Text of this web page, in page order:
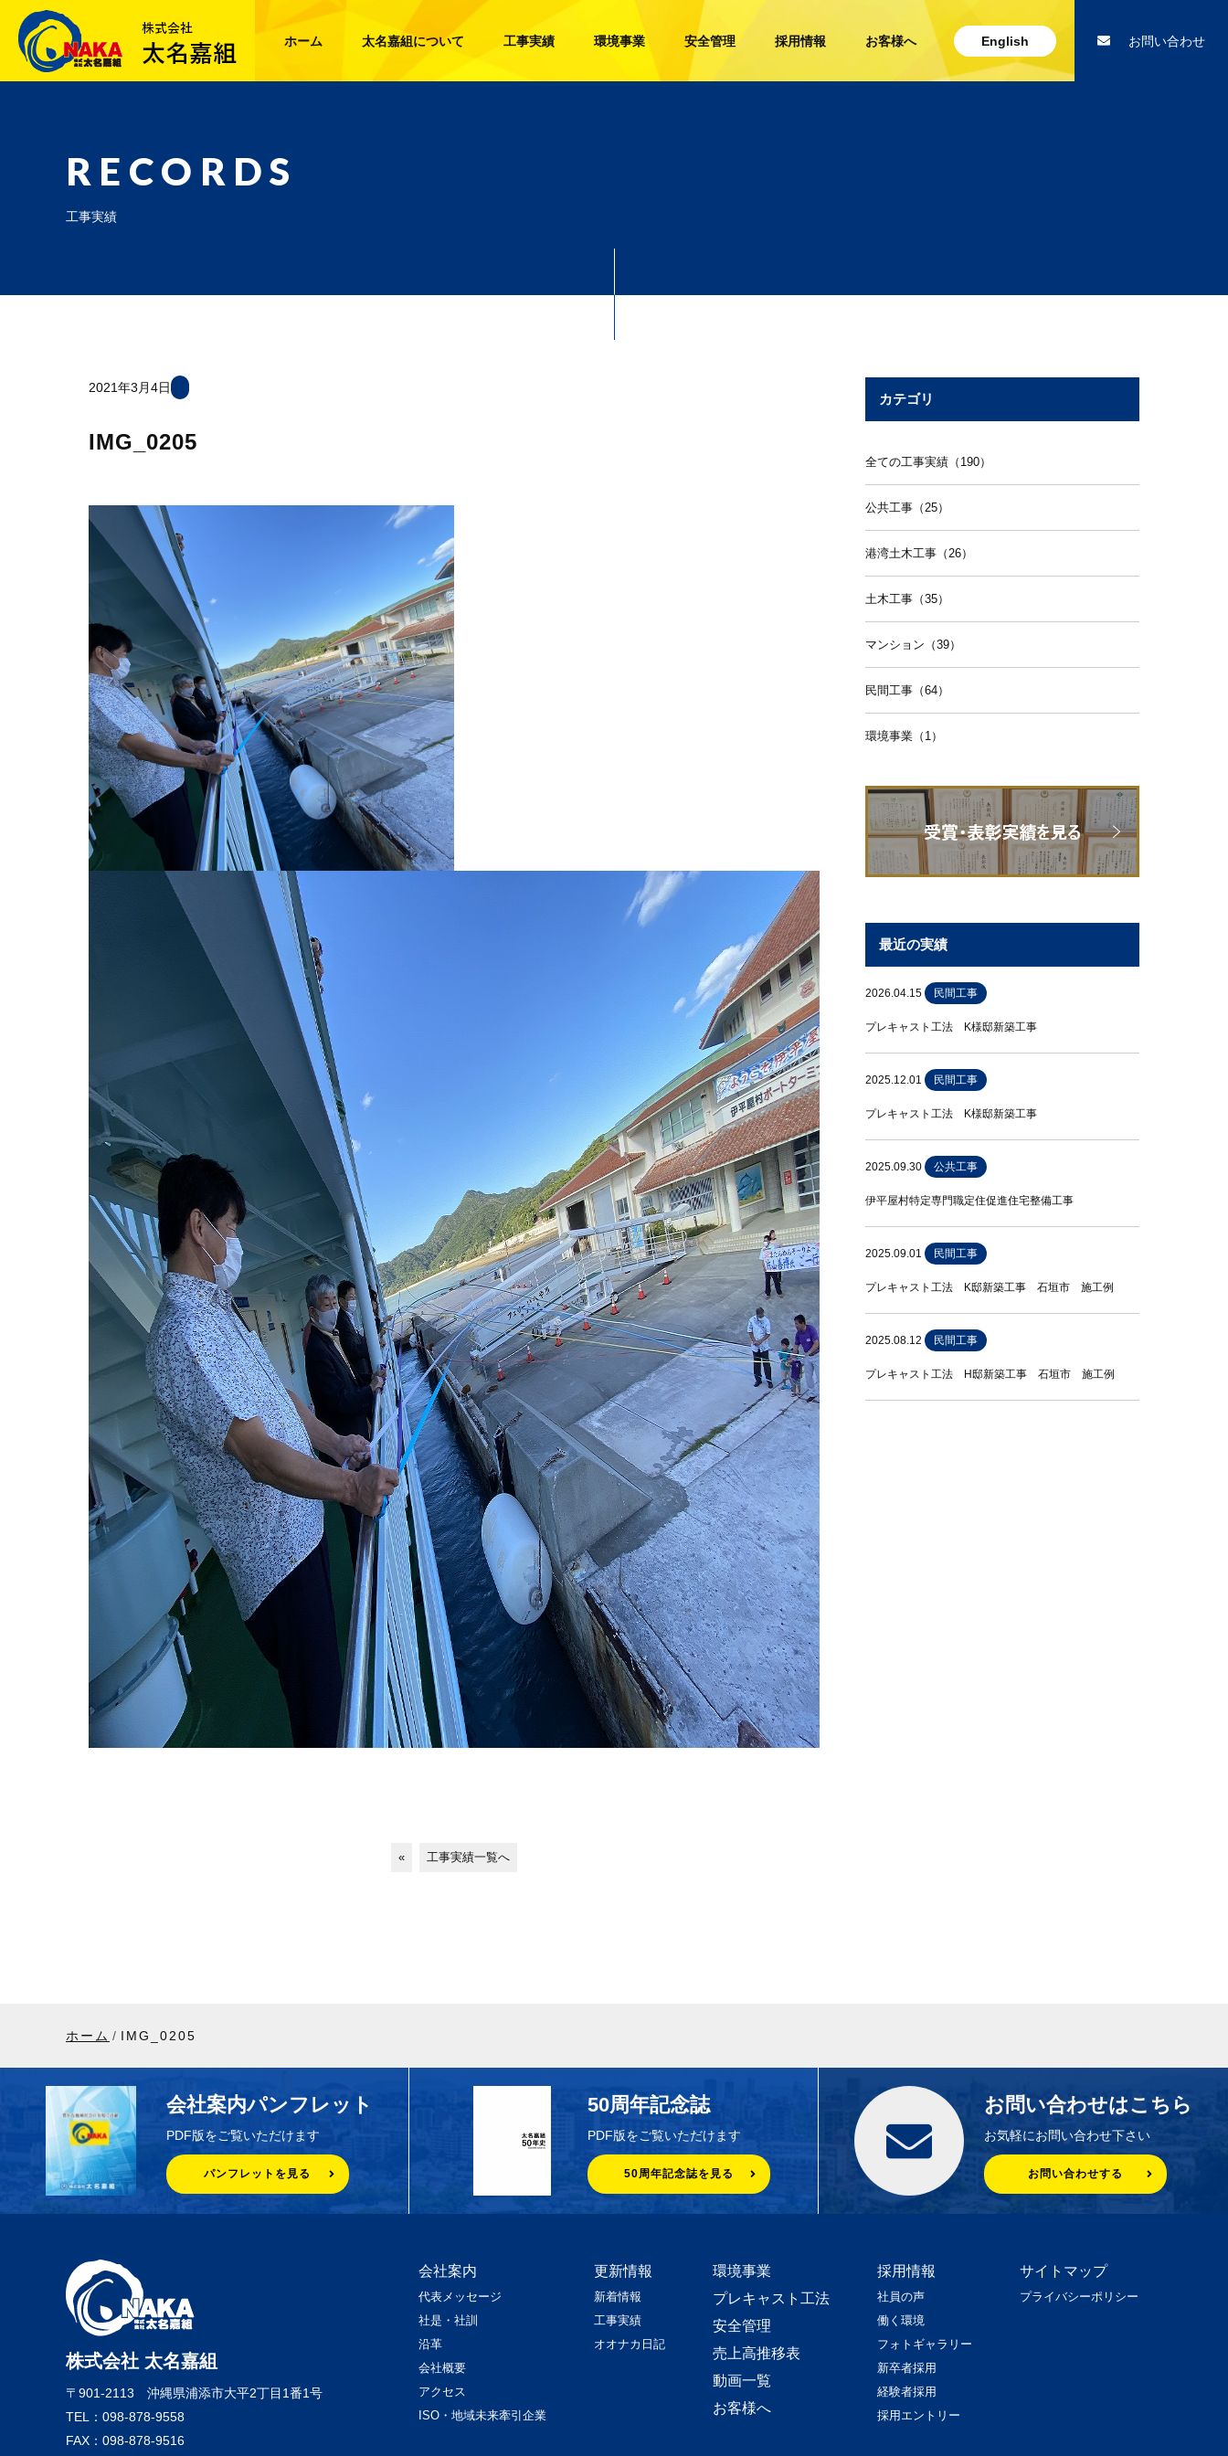
ホーム 太名嘉組について 工事実績 環境事業 安全管理 採用情報 お客様へ English お問い合わせ
RECORDS
工事実績
2021年3月4日
IMG_0205
« 工事実績一覧へ
カテゴリ
全ての工事実績（190）
公共工事（25）
港湾土木工事（26）
土木工事（35）
マンション（39）
民間工事（64）
環境事業（1）
最近の実績
2026.04.15 民間工事
プレキャスト工法 K様邸新築工事
2025.12.01 民間工事
プレキャスト工法 K様邸新築工事
2025.09.30 公共工事
伊平屋村特定専門職定住促進住宅整備工事
2025.09.01 民間工事
プレキャスト工法 K邸新築工事 石垣市 施工例
2025.08.12 民間工事
プレキャスト工法 H邸新築工事 石垣市 施工例
ホーム IMG_0205
会社案内パンフレット
PDF版をご覧いただけます
パンフレットを見る
50周年記念誌
PDF版をご覧いただけます
50周年記念誌を見る
お問い合わせはこちら
お気軽にお問い合わせ下さい
お問い合わせする
株式会社 太名嘉組
〒901-2113 沖縄県浦添市大平2丁目1番1号
TEL：098-878-9558
FAX：098-878-9516
会社案内
代表メッセージ
社是・社訓
沿革
会社概要
アクセス
ISO・地域未来牽引企業
更新情報
新着情報
工事実績
オオナカ日記
環境事業
プレキャスト工法
安全管理
売上高推移表
動画一覧
お客様へ
採用情報
社員の声
働く環境
フォトギャラリー
新卒者採用
経験者採用
採用エントリー
サイトマップ
プライバシーポリシー